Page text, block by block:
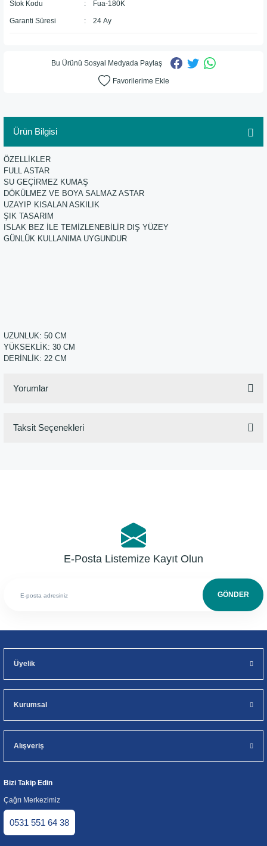
Stok Kodu Fua-180K
Garanti Süresi 24 Ay
Bu Ürünü Sosyal Medyada Paylaş
Ürün Bilgisi
ÖZELLİKLER
FULL ASTAR
SU GEÇİRMEZ KUMAŞ
DÖKÜLMEZ VE BOYA SALMAZ ASTAR
UZAYIP KISALAN ASKILIK
ŞIK TASARIM
ISLAK BEZ İLE TEMİZLENEBİLİR DIŞ YÜZEY
GÜNLÜK KULLANIMA UYGUNDUR
UZUNLUK: 50 CM
YÜKSEKLİK: 30 CM
DERİNLİK: 22 CM
Yorumlar
Taksit Seçenekleri
E-Posta Listemize Kayıt Olun
GÖNDER
Üyelik
Kurumsal
Alışveriş
Bizi Takip Edin
Çağrı Merkezimiz
0531 551 64 38